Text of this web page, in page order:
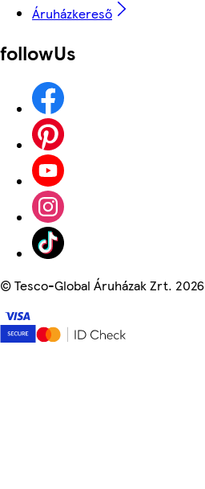
Áruházkereső
followUs
©Tesco-Global Áruházak Zrt. 2026